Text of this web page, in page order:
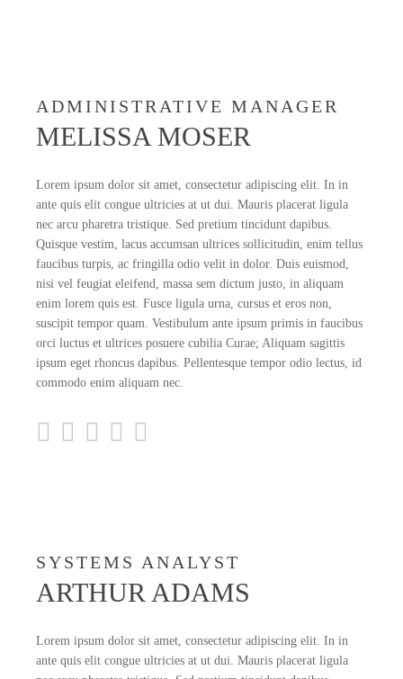
ADMINISTRATIVE MANAGER
MELISSA MOSER
Lorem ipsum dolor sit amet, consectetur adipiscing elit. In in
ante quis elit congue ultricies at ut dui. Mauris placerat ligula
nec arcu pharetra tristique. Sed pretium tincidunt dapibus.
Quisque vestim, lacus accumsan ultrices sollicitudin, enim tellus
faucibus turpis, ac fringilla odio velit in dolor. Duis euismod,
nisi vel feugiat eleifend, massa sem dictum justo, in aliquam
enim lorem quis est. Fusce ligula urna, cursus et eros non,
suscipit tempor quam. Vestibulum ante ipsum primis in faucibus
orci luctus et ultrices posuere cubilia Curae; Aliquam sagittis
ipsum eget rhoncus dapibus. Pellentesque tempor odio lectus, id
commodo enim aliquam nec.
SYSTEMS ANALYST
ARTHUR ADAMS
Lorem ipsum dolor sit amet, consectetur adipiscing elit. In in
ante quis elit congue ultricies at ut dui. Mauris placerat ligula